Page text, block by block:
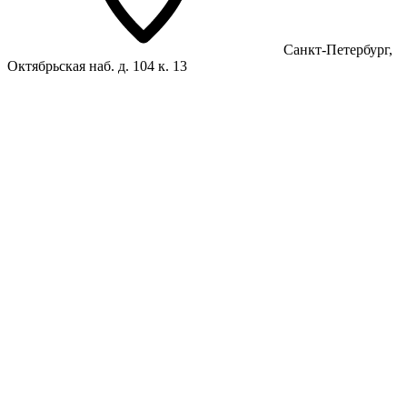
Санкт-Петербург,
Октябрьская наб. д. 104 к. 13